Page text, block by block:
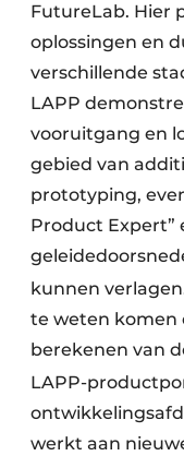
FutureLab. Hier
oplossingen en
verschillende
LAPP
vooruitgang en
gebied van
prototyping,
Product Expert”
kunnen
te weten komen
berekenen van
LAPP-
werkt aan